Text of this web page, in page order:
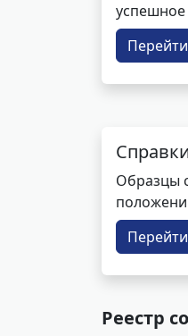
успешное
Образцы
Реестр